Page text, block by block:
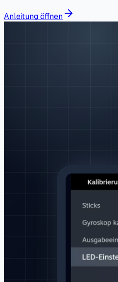
Anleitung öffnen